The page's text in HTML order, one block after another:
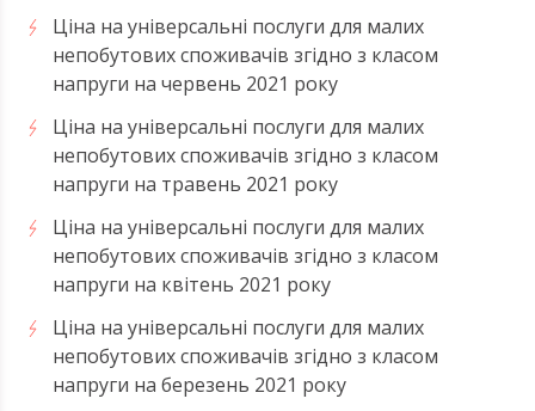
Ціна на універсальні послуги для малих
непобутових споживачів згідно з класом
напруги на червень 2021 року
Ціна на універсальні послуги для малих
непобутових споживачів згідно з класом
напруги на травень 2021 року
Ціна на універсальні послуги для малих
непобутових споживачів згідно з класом
напруги на квітень 2021 року
Ціна на універсальні послуги для малих
непобутових споживачів згідно з класом
напруги на березень 2021 року